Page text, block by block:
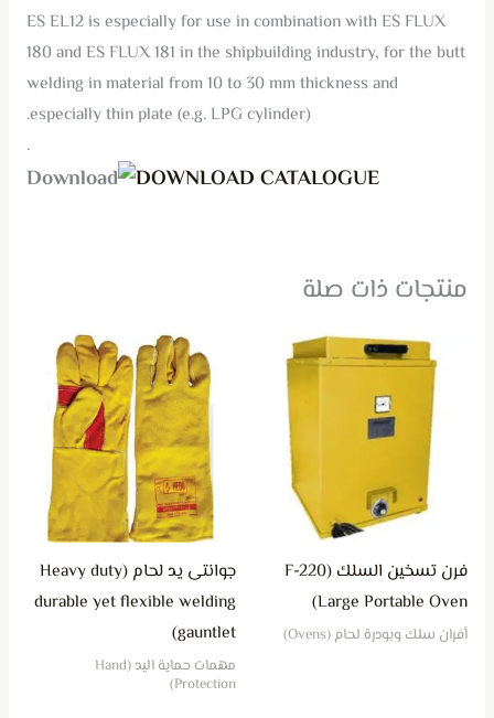
ES EL12 is especially for use in combination with ES FLUX
180 and ES FLUX 181 in the shipbuilding industry, for the butt
welding in material from 10 to 30 mm thickness and
especially thin plate (e.g. LPG cylinder).
.
DOWNLOAD CATALOGUE
منتجات ذات صلة
فرن تسخين السلك (F-220
Large Portable Oven)
أفران سلك وبودرة لحام (Ovens)
جوانتى يد لحام (Heavy duty
durable yet flexible welding
gauntlet)
مهمات حماية اليد (Hand
Protection)